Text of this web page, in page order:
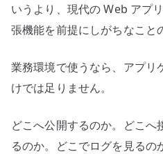
いうより、現代の Web アプ
張機能を前提にしがちなこと
業務環境で使うなら、アプリ
けでは足りません。
どこへ公開するのか。どこへ
るのか。どこでログを見る